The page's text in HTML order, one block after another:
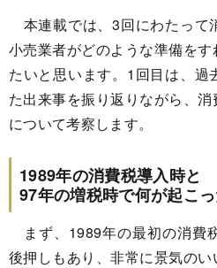
本連載では、3回にわたって
小売業者がどのような準備を
たいと思います。1回目は、過
た出来事を振り返りながら、
について考察します。
1989年の消費税導入時と
97年の増税時で何が起こ
まず、1989年の最初の消費
後押しもあり、非常に景気の